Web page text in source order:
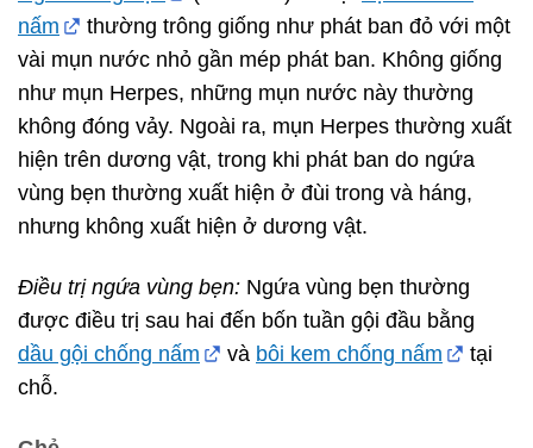
nấm
thường trông giống như phát ban đỏ với một
vài mụn nước nhỏ gần mép phát ban. Không giống
như mụn Herpes, những mụn nước này thường
không đóng vảy. Ngoài ra, mụn Herpes thường xuất
hiện trên dương vật, trong khi phát ban do ngứa
vùng bẹn thường xuất hiện ở đùi trong và háng,
nhưng không xuất hiện ở dương vật.
Điều trị ngứa vùng bẹn: Ngứa vùng bẹn thường
được điều trị sau hai đến bốn tuần gội đầu bằng
dầu gội chống nấm
và bôi kem chống nấm
tại
chỗ.